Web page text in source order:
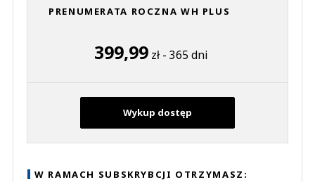
PRENUMERATA ROCZNA WH PLUS
399,99zł - 365 dni
Wykup dostęp
W RAMACH SUBSKRYBCJI OTRZYMASZ: